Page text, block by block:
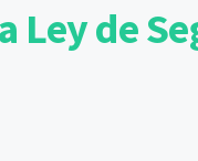
Ley de